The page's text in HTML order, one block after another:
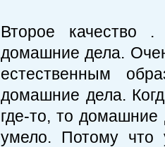
Второе качество
домашние дела.
естественным
домашние дела.
где-то, то
умело. Потому что